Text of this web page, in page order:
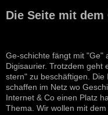
Die Seite mit
Ge-schichte fängt mit "Ge"
Digisaurier. Trotzdem geht
stern" zu beschäftigen. Die
schaffen im Netz wo
Internet & Co einen Platz
Thema. Wir wollen mit